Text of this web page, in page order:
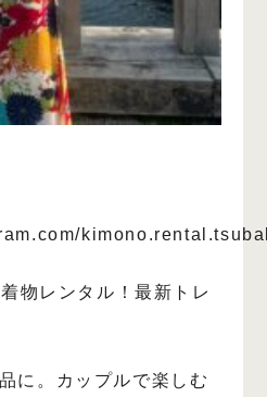
物レンタル！最新トレ
に。カップルで楽しむ